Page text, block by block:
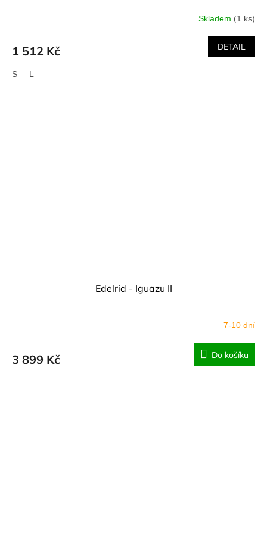
Skladem (1 ks)
1 512 Kč DETAIL
S L
Edelrid - Iguazu II
7-10 dní
3 899 Kč Do košíku